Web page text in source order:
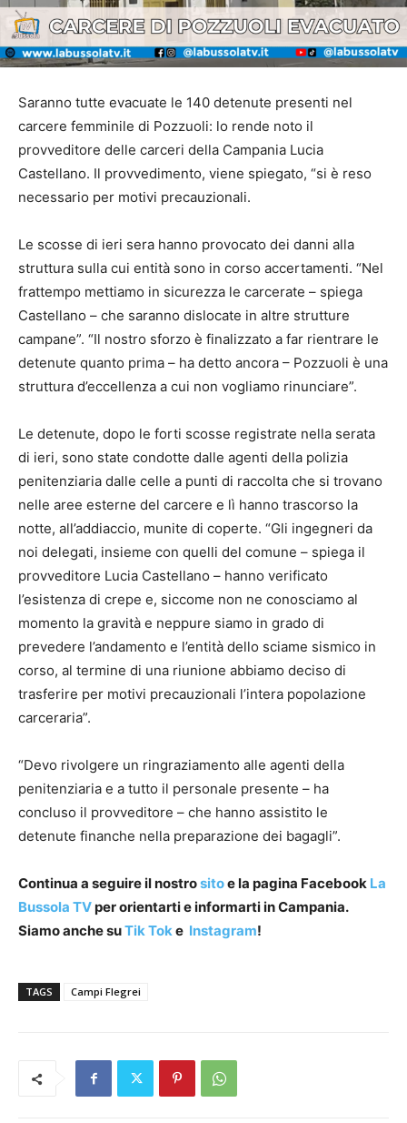
Saranno tutte evacuate le 140 detenute presenti nel
carcere femminile di Pozzuoli: lo rende noto il
provveditore delle carceri della Campania Lucia
Castellano. Il provvedimento, viene spiegato, “si è reso
necessario per motivi precauzionali.
Le scosse di ieri sera hanno provocato dei danni alla
struttura sulla cui entità sono in corso accertamenti. “Nel
frattempo mettiamo in sicurezza le carcerate – spiega
Castellano – che saranno dislocate in altre strutture
campane”. “Il nostro sforzo è finalizzato a far rientrare le
detenute quanto prima – ha detto ancora – Pozzuoli è una
struttura d’eccellenza a cui non vogliamo rinunciare”.
Le detenute, dopo le forti scosse registrate nella serata
di ieri, sono state condotte dalle agenti della polizia
penitenziaria dalle celle a punti di raccolta che si trovano
nelle aree esterne del carcere e lì hanno trascorso la
notte, all’addiaccio, munite di coperte. “Gli ingegneri da
noi delegati, insieme con quelli del comune – spiega il
provveditore Lucia Castellano – hanno verificato
l’esistenza di crepe e, siccome non ne conosciamo al
momento la gravità e neppure siamo in grado di
prevedere l’andamento e l’entità dello sciame sismico in
corso, al termine di una riunione abbiamo deciso di
trasferire per motivi precauzionali l’intera popolazione
carceraria”.
“Devo rivolgere un ringraziamento alle agenti della
penitenziaria e a tutto il personale presente – ha
concluso il provveditore – che hanno assistito le
detenute finanche nella preparazione dei bagagli”.
Continua a seguire il nostrositoe la pagina Facebook La
Bussola TVper orientarti e informarti in Campania.
Siamo anche suTik Toke Instagram!
TAGS Campi Flegrei